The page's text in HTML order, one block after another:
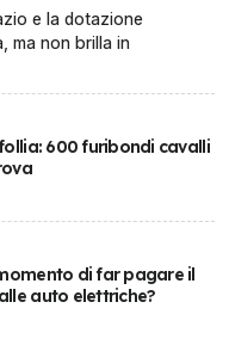
e la dotazione
ma non brilla in
600 furibondi cavalli
di far pagare il
auto elettriche?